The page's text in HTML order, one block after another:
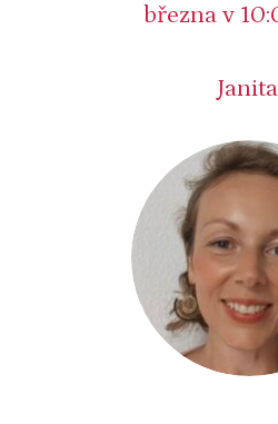
března v
Janita